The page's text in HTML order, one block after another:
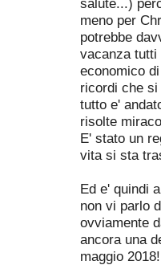
meno per
potrebbe
vacanza tutti
economico
ricordi che
tutto e'
risolte
E' stato un
vita si sta
Ed e' quindi
non vi parlo
ovviamente
ancora una
maggio